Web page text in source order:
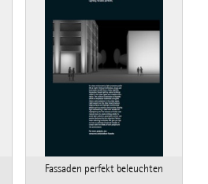
Fassaden perfekt beleuchten